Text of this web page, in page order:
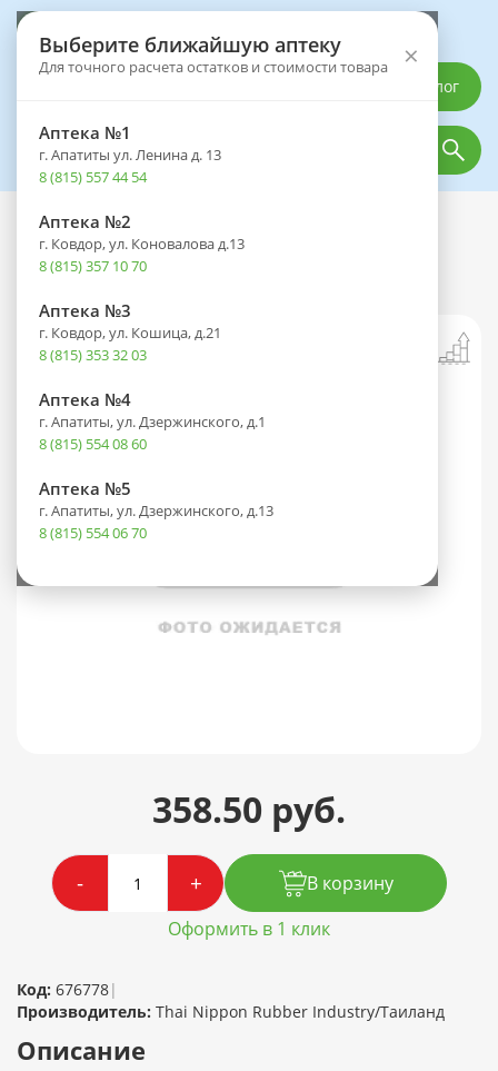
Выберите ближайшую аптеку
Для точного расчета остатков и стоимости товара ×
Аптека №1
г. Апатиты ул. Ленина д. 13
8 (815) 557 44 54
Аптека №2
г. Ковдор, ул. Коновалова д.13
8 (815) 357 10 70
Аптека №3
г. Ковдор, ул. Кошица, д.21
8 (815) 353 32 03
Аптека №4
г. Апатиты, ул. Дзержинского, д.1
8 (815) 554 08 60
Аптека №5
г. Апатиты, ул. Дзержинского, д.13
8 (815) 554 06 70
Каталог
Каталог Контрацептивы
Презерватив APRIX (Априкс)
Классические №12
358.50 руб.
- +
В корзину
Оформить в 1 клик
Код: 676778|
Производитель: Thai Nippon Rubber Industry/Таиланд
Описание